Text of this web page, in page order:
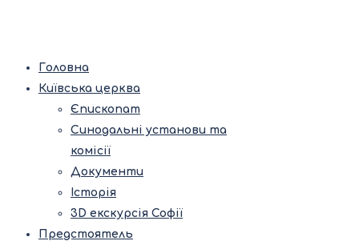
Головна
Київська церква
Єпископат
Синодальні установи та
комісії
Документи
Історія
3D екскурсія Софії
Предстоятель